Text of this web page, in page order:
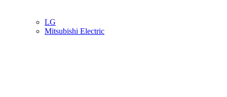
LG
Mitsubishi Electric